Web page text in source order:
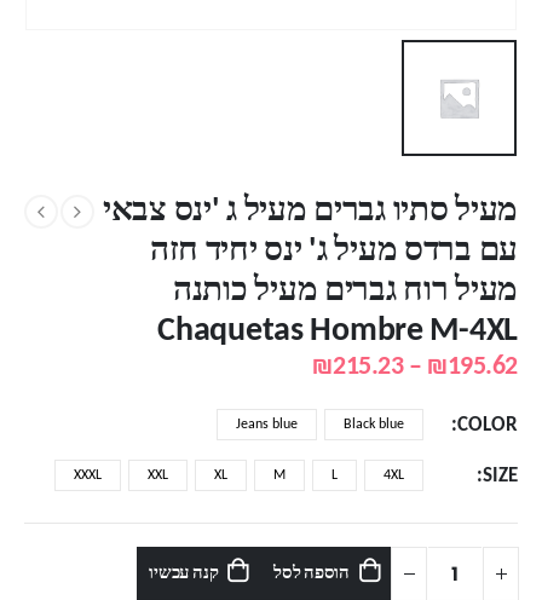
מעיל סתיו גברים מעיל ג 'ינס צבאי
עם ברדס מעיל ג' ינס יחיד חזה
מעיל רוח גברים מעיל כותנה
Chaquetas Hombre M-4XL
₪195.62
–
₪215.23
טווח
⁦₪195.62⁩
עד
COLOR
Black blue
Jeans blue
SIZE
4XL
L
M
XL
XXL
XXXL
הוספה לסל קנה עכשיו